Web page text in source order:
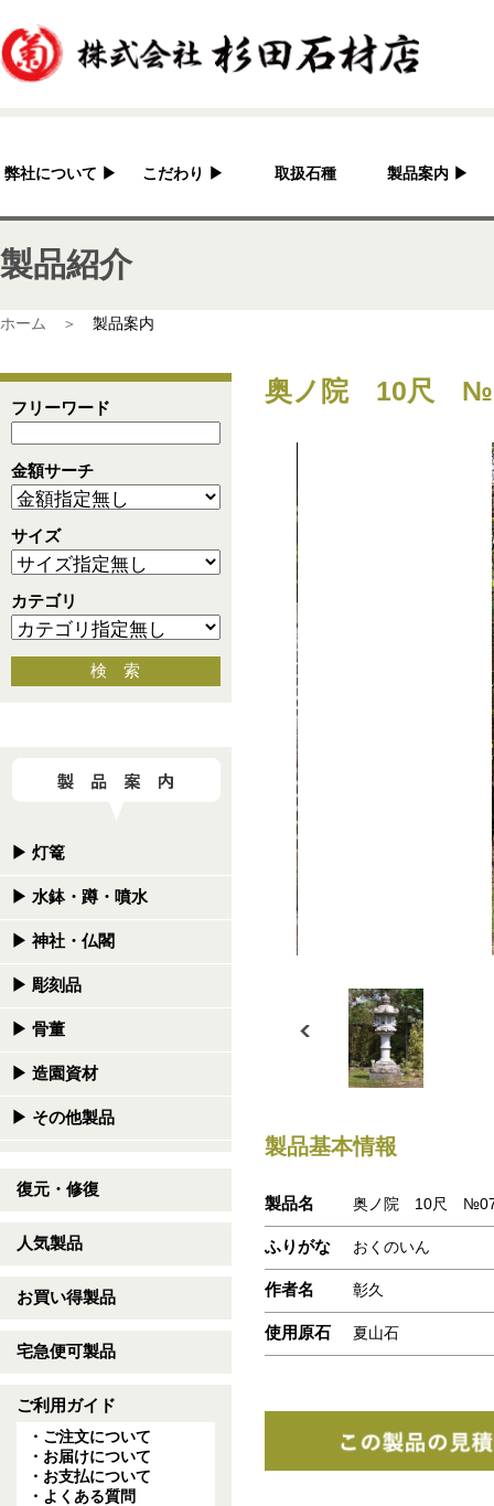
弊社について ▶
杉田石材店とは？
会社概要
こだわり ▶
加工へのこだわり
取扱石種 製品案内 ▶
灯篭
骨董
製品紹介
ホーム ＞ 製品案内
フリーワード
金額サーチ
サイズ
カテゴリ
検 索
▶ 灯篭
▶ 水鉢・蹲・噴水
▶ 神社・仏閣
▶ 彫刻品
▶ 骨董
▶ 造園資材
▶ その他製品
復元・修復
人気製品
お買い得製品
宅急便可製品
ご利用ガイド
・ご注文について
・お届けについて
・お支払について
・よくある質問
奥ノ院 10尺
製品基本情報
製品名 奥ノ院 10尺
ふりがな おくのいん
作者名 彰久
使用原石 夏山石